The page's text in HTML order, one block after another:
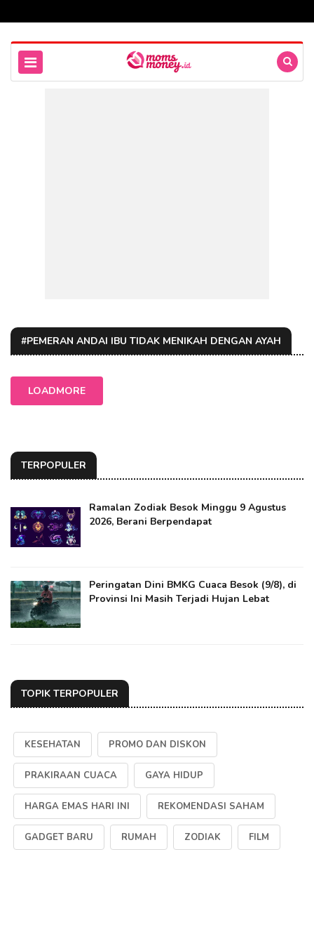
#PEMERAN ANDAI IBU TIDAK MENIKAH DENGAN AYAH
LOADMORE
TERPOPULER
Ramalan Zodiak Besok Minggu 9 Agustus
2026, Berani Berpendapat
Peringatan Dini BMKG Cuaca Besok (9/8), di
Provinsi Ini Masih Terjadi Hujan Lebat
TOPIK TERPOPULER
KESEHATAN PROMO DAN DISKON
PRAKIRAAN CUACA GAYA HIDUP
HARGA EMAS HARI INI REKOMENDASI SAHAM
GADGET BARU RUMAH ZODIAK FILM